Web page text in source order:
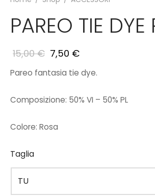
PAREO TIE DYE
15,00€ 7,50 €
Pareo fantasia tie dye.
Composizione: 50% VI – 50% PL
Colore: Rosa
Taglia